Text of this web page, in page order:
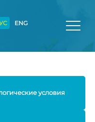
ENG
условия